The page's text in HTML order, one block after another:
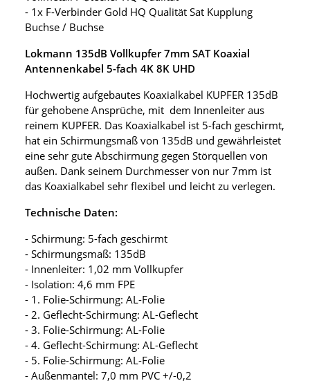
- 1x F-Verbinder Gold HQ Qualität Sat Kupplung
Buchse / Buchse
Lokmann 135dB Vollkupfer 7mm SAT Koaxial
Antennenkabel 5-fach 4K 8K UHD
Hochwertig aufgebautes Koaxialkabel KUPFER 135dB
für gehobene Ansprüche, mit dem Innenleiter aus
reinem KUPFER. Das Koaxialkabel ist 5-fach geschirmt,
hat ein Schirmungsmaß von 135dB und gewährleistet
eine sehr gute Abschirmung gegen Störquellen von
außen. Dank seinem Durchmesser von nur 7mm ist
das Koaxialkabel sehr flexibel und leicht zu verlegen.
Technische Daten:
- Schirmung: 5-fach geschirmt
- Schirmungsmaß: 135dB
- Innenleiter: 1,02 mm Vollkupfer
- Isolation: 4,6 mm FPE
- 1. Folie-Schirmung: AL-Folie
- 2. Geflecht-Schirmung: AL-Geflecht
- 3. Folie-Schirmung: AL-Folie
- 4. Geflecht-Schirmung: AL-Geflecht
- 5. Folie-Schirmung: AL-Folie
- Außenmantel: 7,0 mm PVC +/-0,2